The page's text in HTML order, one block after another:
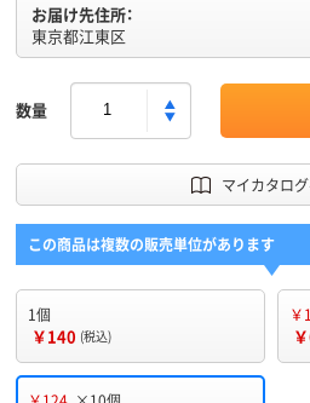
お届け先住所：
東京都江東区
数量
マイカタロ
この商品は複数の販売単位があります
1個
￥140 (税込)
￥